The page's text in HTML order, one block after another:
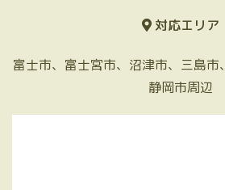
対応エリア
富士市、富士宮市、沼津市、三島市
静岡市周辺